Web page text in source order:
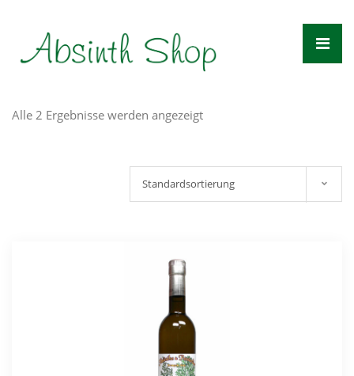
springen
Alle 2 Ergebnisse werden angezeigt
Standardsortierung